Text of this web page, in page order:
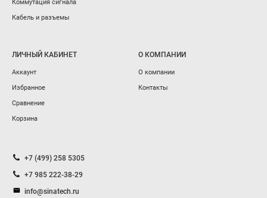
Коммутация сигнала
Кабель и разъемы
ЛИЧНЫЙ КАБИНЕТ
Аккаунт
Избранное
Сравнение
Корзина
О КОМПАНИИ
О компании
Контакты
+7 (499) 258 5305
+7 985 222-38-29
info@sinatech.ru